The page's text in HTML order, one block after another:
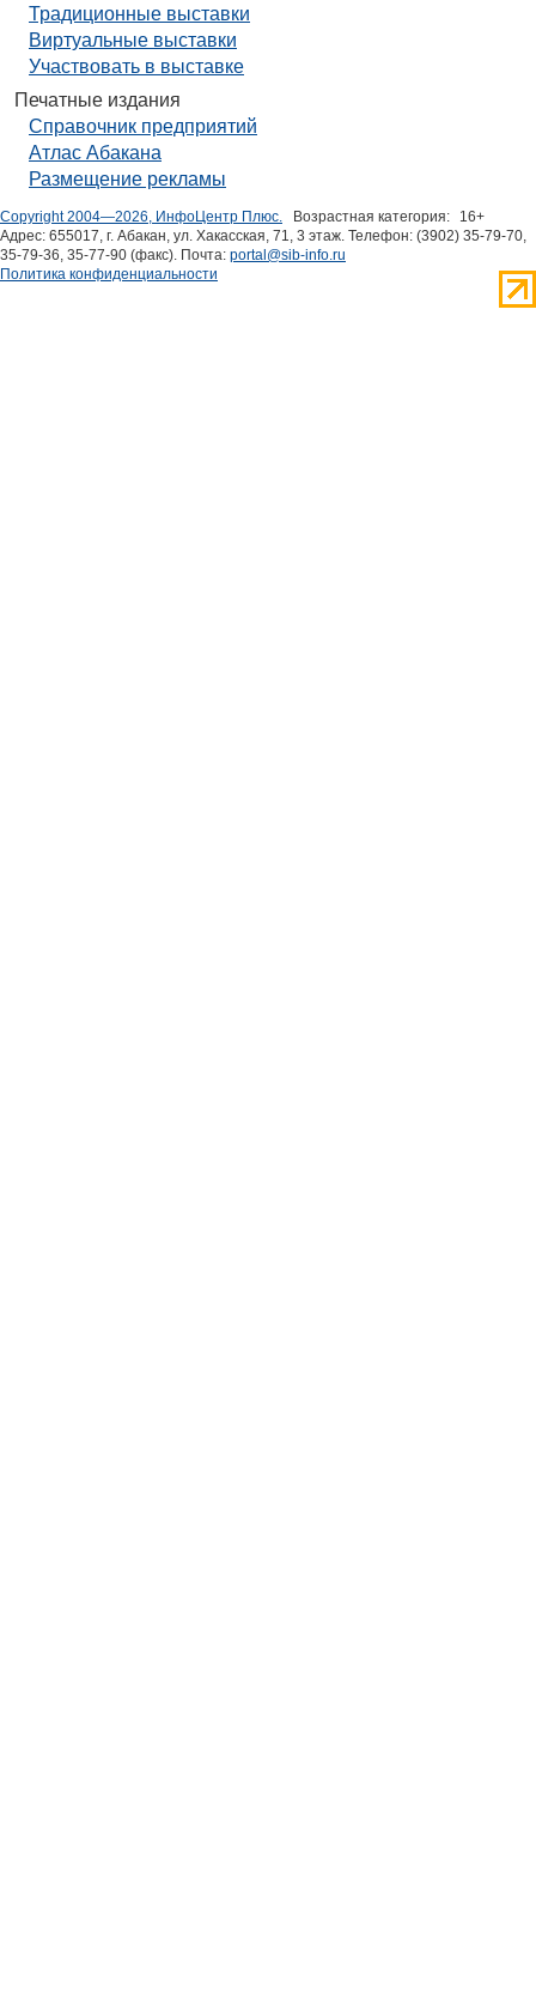
Традиционные выставки
Виртуальные выставки
Участвовать в выставке
Печатные издания
Справочник предприятий
Атлас Абакана
Размещение рекламы
Copyright 2004—2026, ИнфоЦентр Плюс. Возрастная категория:
16+
Адрес: 655017, г. Абакан, ул. Хакасская, 71, 3 этаж. Телефон: (3902) 35-79-70,
35-79-36, 35-77-90 (факс). Почта: portal@sib-info.ru
Политика конфиденциальности